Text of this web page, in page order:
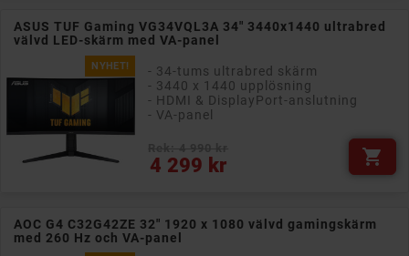
ASUS TUF Gaming VG34VQL3A 34" 3440x1440 ultrabred
välvd LED-skärm med VA-panel
NYHET!
- 34-tums ultrabred skärm
- 3440 x 1440 upplösning
- HDMI & DisplayPort-anslutning
- VA-panel
4 299 kr
Pris 
AOC G4 C32G42ZE 32" 1920 x 1080 välvd gamingskärm
med 260 Hz och VA-panel